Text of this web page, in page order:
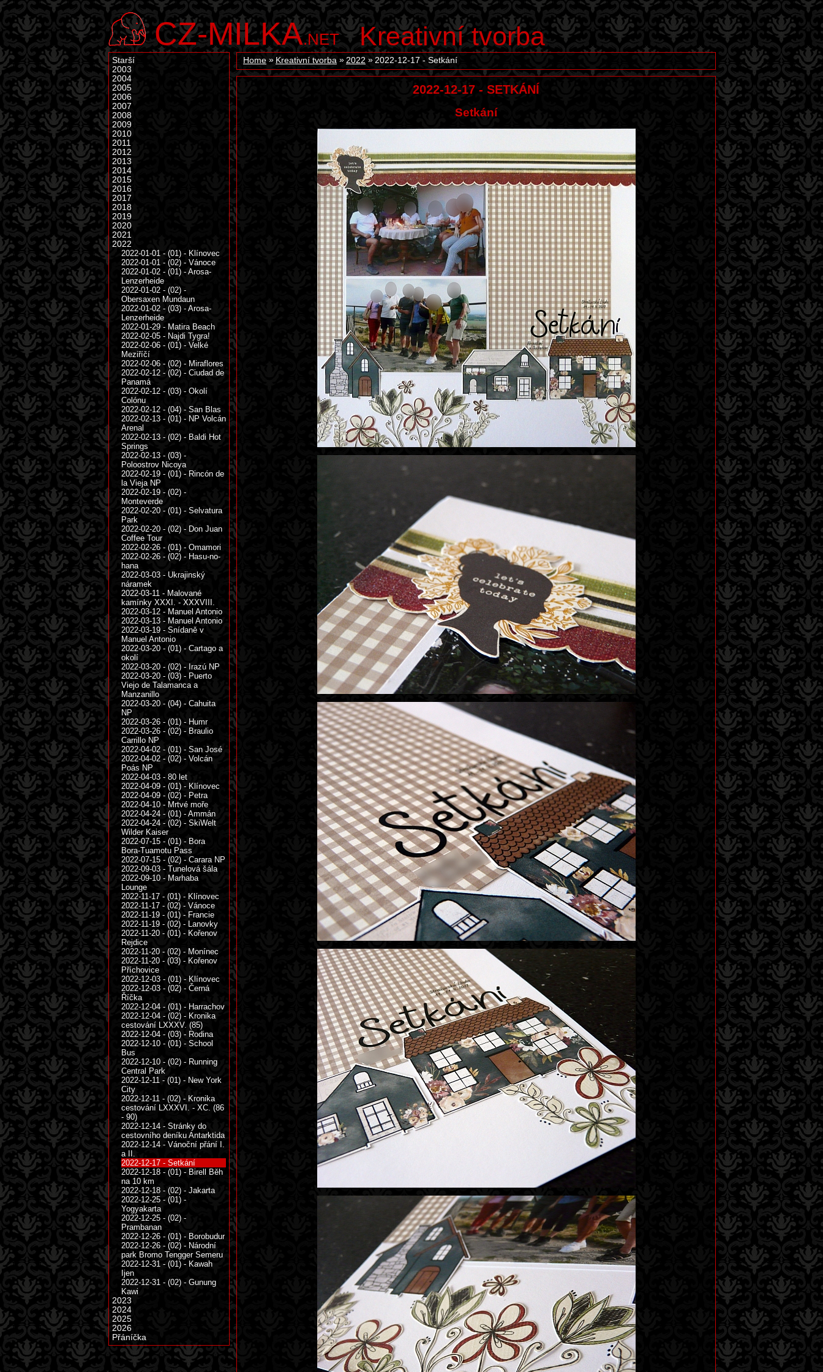
CZ-MILKA.NET Kreativní tvorba
Home Kreativní tvorba 2022 2022-12-17 - Setkání
2022-12-17 - SETKÁNÍ
Setkání
Starší
2003
2004
2005
2006
2007
2008
2009
2010
2011
2012
2013
2014
2015
2016
2017
2018
2019
2020
2021
2022
2022-01-01 - (01) - Klínovec
2022-01-01 - (02) - Vánoce
2022-01-02 - (01) - Arosa-
Lenzerheide
2022-01-02 - (02) -
Obersaxen Mundaun
2022-01-02 - (03) - Arosa-
Lenzerheide
2022-01-29 - Matira Beach
2022-02-05 - Najdi Tygra!
2022-02-06 - (01) - Velké
Meziříčí
2022-02-06 - (02) - Miraflores
2022-02-12 - (02) - Ciudad de
Panamá
2022-02-12 - (03) - Okolí
Colónu
2022-02-12 - (04) - San Blas
2022-02-13 - (01) - NP Volcán
Arenal
2022-02-13 - (02) - Baldi Hot
Springs
2022-02-13 - (03) -
Poloostrov Nicoya
2022-02-19 - (01) - Rincón de
la Vieja NP
2022-02-19 - (02) -
Monteverde
2022-02-20 - (01) - Selvatura
Park
2022-02-20 - (02) - Don Juan
Coffee Tour
2022-02-26 - (01) - Omamori
2022-02-26 - (02) - Hasu-no-
hana
2022-03-03 - Ukrajinský
náramek
2022-03-11 - Malované
kamínky XXXI. - XXXVIII.
2022-03-12 - Manuel Antonio
2022-03-13 - Manuel Antonio
2022-03-19 - Snídaně v
Manuel Antonio
2022-03-20 - (01) - Cartago a
okolí
2022-03-20 - (02) - Irazú NP
2022-03-20 - (03) - Puerto
Viejo de Talamanca a
Manzanillo
2022-03-20 - (04) - Cahuita
NP
2022-03-26 - (01) - Humr
2022-03-26 - (02) - Braulio
Carrillo NP
2022-04-02 - (01) - San José
2022-04-02 - (02) - Volcán
Poás NP
2022-04-03 - 80 let
2022-04-09 - (01) - Klínovec
2022-04-09 - (02) - Petra
2022-04-10 - Mrtvé moře
2022-04-24 - (01) - Ammán
2022-04-24 - (02) - SkiWelt
Wilder Kaiser
2022-07-15 - (01) - Bora
Bora-Tuamotu Pass
2022-07-15 - (02) - Carara NP
2022-09-03 - Tunelová šála
2022-09-10 - Marhaba
Lounge
2022-11-17 - (01) - Klínovec
2022-11-17 - (02) - Vánoce
2022-11-19 - (01) - Francie
2022-11-19 - (02) - Lanovky
2022-11-20 - (01) - Kořenov
Rejdice
2022-11-20 - (02) - Monínec
2022-11-20 - (03) - Kořenov
Příchovice
2022-12-03 - (01) - Klínovec
2022-12-03 - (02) - Černá
Říčka
2022-12-04 - (01) - Harrachov
2022-12-04 - (02) - Kronika
cestování LXXXV. (85)
2022-12-04 - (03) - Rodina
2022-12-10 - (01) - School
Bus
2022-12-10 - (02) - Running
Central Park
2022-12-11 - (01) - New York
City
2022-12-11 - (02) - Kronika
cestování LXXXVI. - XC. (86
- 90)
2022-12-14 - Stránky do
cestovního deníku Antarktida
2022-12-14 - Vánoční přání I.
a II.
2022-12-17 - Setkání
2022-12-18 - (01) - Birell Běh
na 10 km
2022-12-18 - (02) - Jakarta
2022-12-25 - (01) -
Yogyakarta
2022-12-25 - (02) -
Prambanan
2022-12-26 - (01) - Borobudur
2022-12-26 - (02) - Národní
park Bromo Tengger Semeru
2022-12-31 - (01) - Kawah
Ijen
2022-12-31 - (02) - Gunung
Kawi
2023
2024
2025
2026
Přáníčka